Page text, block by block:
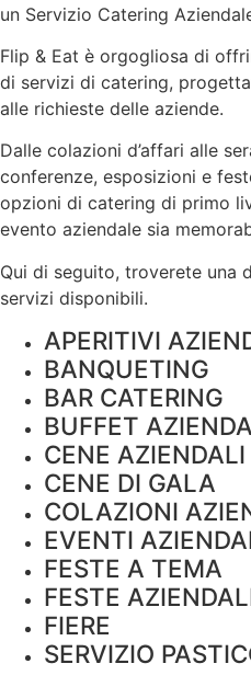
un Servizio Catering
Flip & Eat è orgogliosa di
di servizi di catering,
alle richieste delle aziende.
Dalle colazioni d’affari alle
conferenze, esposizioni e
opzioni di catering di primo
evento aziendale sia
Qui di seguito, troverete una
servizi disponibili.
APERITIVI
BANQUETING
BAR CATERING
BUFFET
CENE AZIENDALI
CENE DI GALA
COLAZIONI
EVENTI
FESTE A TEMA
FESTE
FIERE
SERVIZIO